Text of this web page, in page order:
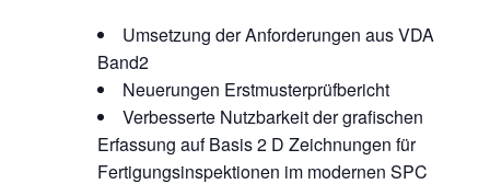
Umsetzung der Anforderungen aus VDA
Band2
Neuerungen Erstmusterprüfbericht
Verbesserte Nutzbarkeit der grafischen
Erfassung auf Basis 2 D Zeichnungen für
Fertigungsinspektionen im modernen SPC